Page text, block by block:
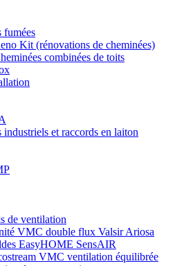
fumées
Kit (rénovations de cheminées)
combinées de toits
industriels et raccords en laiton
de ventilation
VMC double flux Valsir Ariosa
EasyHOME SensAIR
VMC ventilation équilibrée